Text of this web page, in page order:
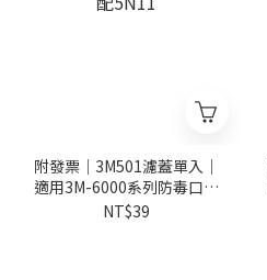
附發票｜3M501濾蓋單入｜
適用3M-6000系列防毒口罩
(3M-6200/3M-6800)需搭配
NT$39